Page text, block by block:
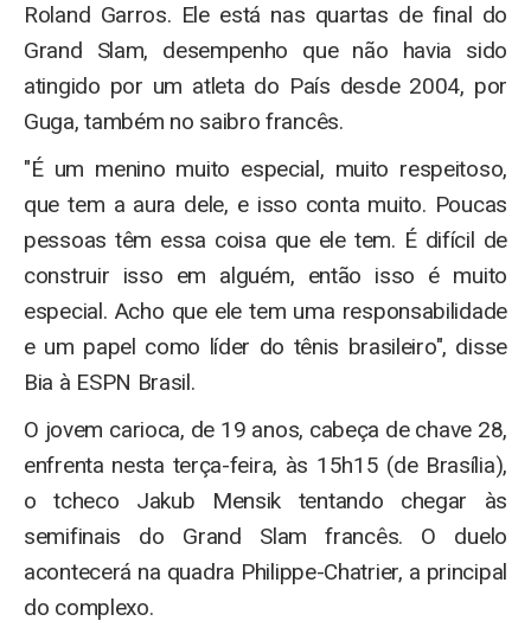
Roland Garros. Ele está nas quartas de final do
Grand Slam, desempenho que não havia sido
atingido por um atleta do País desde 2004, por
Guga, também no saibro francês.
"É um menino muito especial, muito respeitoso,
que tem a aura dele, e isso conta muito. Poucas
pessoas têm essa coisa que ele tem. É difícil de
construir isso em alguém, então isso é muito
especial. Acho que ele tem uma responsabilidade
e um papel como líder do tênis brasileiro", disse
Bia à ESPN Brasil.
O jovem carioca, de 19 anos, cabeça de chave 28,
enfrenta nesta terça-feira, às 15h15 (de Brasília),
o tcheco Jakub Mensik tentando chegar às
semifinais do Grand Slam francês. O duelo
acontecerá na quadra Philippe-Chatrier, a principal
do complexo.